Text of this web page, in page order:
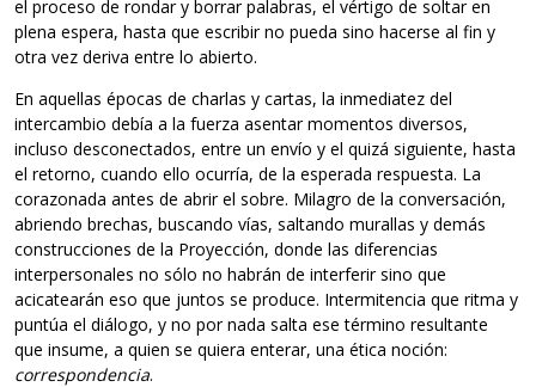
el proceso de rondar y borrar palabras, el vértigo de soltar en
plena espera, hasta que escribir no pueda sino hacerse al fin y
otra vez deriva entre lo abierto.
En aquellas épocas de charlas y cartas, la inmediatez del
intercambio debía a la fuerza asentar momentos diversos,
incluso desconectados, entre un envío y el quizá siguiente, hasta
el retorno, cuando ello ocurría, de la esperada respuesta. La
corazonada antes de abrir el sobre. Milagro de la conversación,
abriendo brechas, buscando vías, saltando murallas y demás
construcciones de la Proyección, donde las diferencias
interpersonales no sólo no habrán de interferir sino que
acicatearán eso que juntos se produce. Intermitencia que ritma y
puntúa el diálogo, y no por nada salta ese término resultante
que insume, a quien se quiera enterar, una ética noción:
correspondencia.